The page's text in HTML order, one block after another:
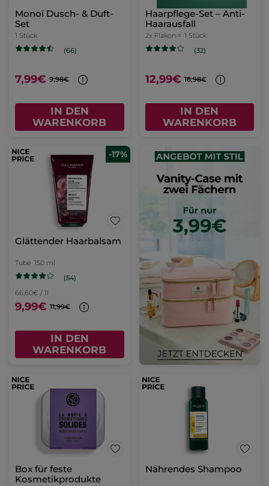
Monoï Dusch- & Duft-
Set
1 Stück
(66)
7,99€ 9,98€
IN DEN
WARENKORB
Haarpflege-Set – Anti-
Haarausfall
2x Flakon = 1 Stück
(32)
12,99€ 16,98€
IN DEN
WARENKORB
-17%
Glättender Haarbalsam
Tube 150 ml
(54)
66,60€ / 1l
9,99€ 11,99€
IN DEN
WARENKORB
Box für feste
Kosmetikprodukte
Nährendes Shampoo